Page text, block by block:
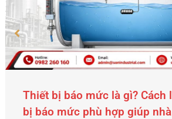
Thiết bị báo mức là gì? Cách
bị báo mức phù hợp giúp